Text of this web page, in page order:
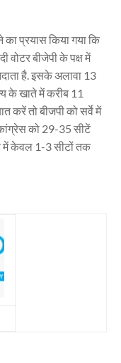
का प्रयास किया गया कि
बीजेपी के पक्ष में
है. इसके अलावा 13
के खाते में करीब 11
करें तो बीजपी को सर्वे में
को 29-35 सीटें
में केवल 1-3 सीटों तक